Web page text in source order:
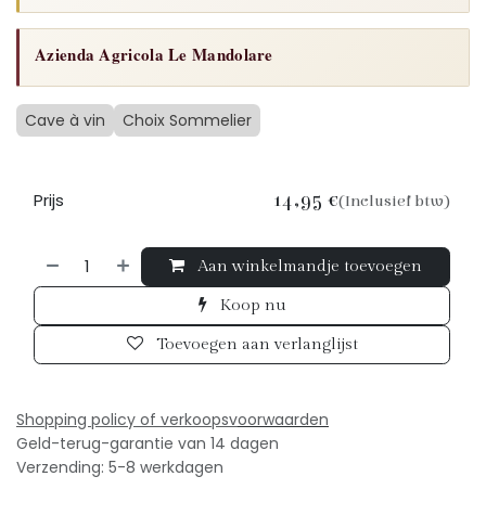
Azienda Agricola Le Mandolare
Cave à vin Choix Sommelier
Aan winkelmandje toevoegen
Koop nu
Toevoegen aan verlanglijst
Prijs 14,95 €(Inclusief btw)
Shopping policy of verkoopsvoorwaarden
Geld-terug-garantie van 14 dagen
Verzending: 5-8 werkdagen